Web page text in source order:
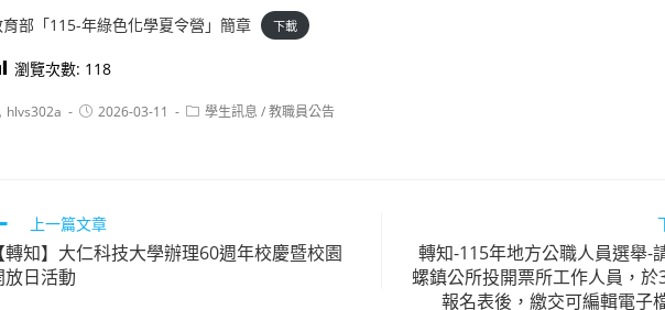
育部「115-年綠色化學夏令營」簡章 下載
瀏覽次數: 118
hlvs302a
Post2026-03-11
Post學生訊息 /教職員公告
more
上一篇文章
【轉知】大仁科技大學辦理60週年校慶暨校園
放日活動
轉知-115年地方公職人員選舉-
螺鎮公所投開票所工作人員，
報名表後，繳交可編輯電子